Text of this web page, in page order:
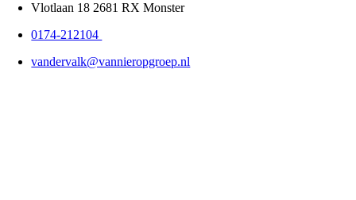
Vlotlaan 18 2681 RX Monster
0174-212104
vandervalk@vannieropgroep.nl